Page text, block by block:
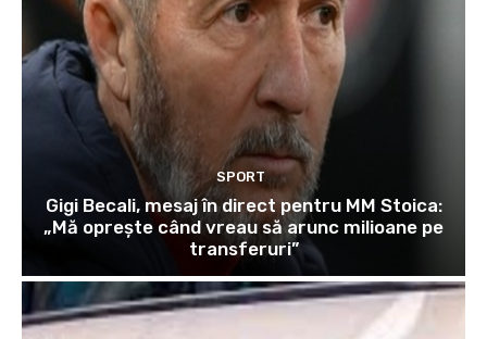
SPORT
Gigi Becali, mesaj în direct pentru MM Stoica:
„Mă oprește când vreau să arunc milioane pe
transferuri”